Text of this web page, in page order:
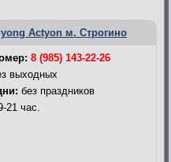
Actyon м. Строгино
8 (985) 143-22-26
выходных
без праздников
21 час.